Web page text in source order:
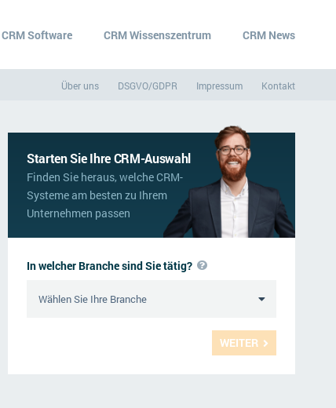
CRM Software CRM Wissenszentrum CRM News
Über uns DSGVO/GDPR Impressum Kontakt
Starten Sie Ihre CRM-Auswahl
Finden Sie heraus, welche CRM-
Systeme am besten zu Ihrem
Unternehmen passen
WEITER
In welcher Branche sind Sie tätig?